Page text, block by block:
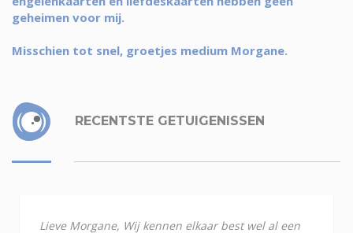
geheimen voor mij.
Misschien tot snel, groetjes medium Morgane.
RECENTSTE GETUIGENISSEN
Lieve Morgane, Wij kennen elkaar best wel al een